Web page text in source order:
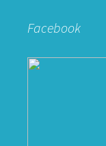
Facebook